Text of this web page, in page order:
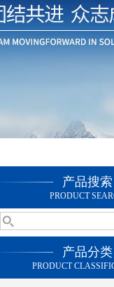
产品搜索
PRODUCT
产品分类
PRODUCT